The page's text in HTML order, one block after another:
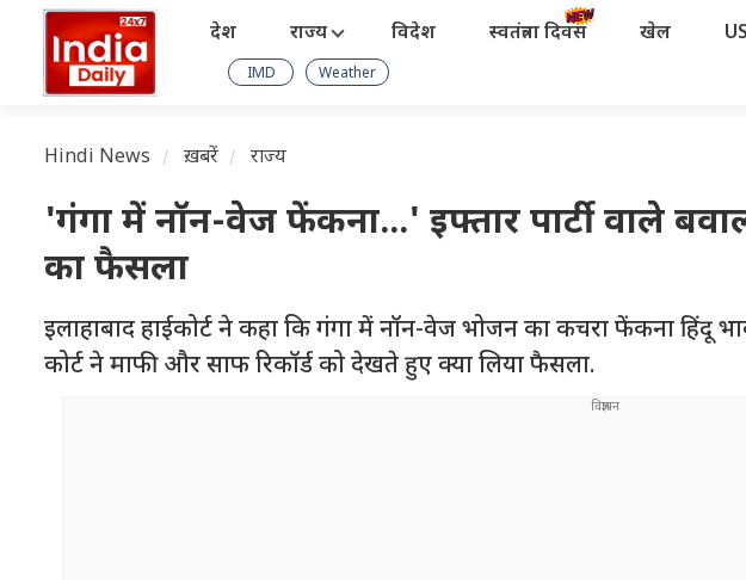
देश राज्य विदेश स्वतंत्रता दिवस खेल
IMD Weather
Hindi News ख़बरें राज्य
'गंगा में नॉन-वेज फेंकना...' इफ्तार पार्टी वाले
का फैसला
इलाहाबाद हाईकोर्ट ने कहा कि गंगा में नॉन-वेज भोजन का कचरा फेंकना
कोर्ट ने माफी और साफ रिकॉर्ड को देखते हुए क्या लिया फैसला.